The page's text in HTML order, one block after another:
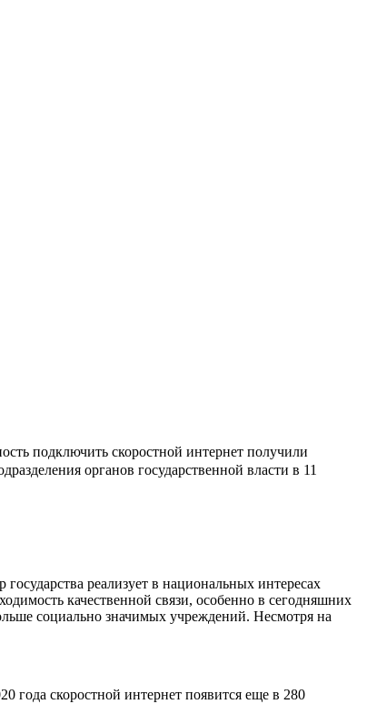
подключить скоростной интернет получили
органов государственной власти в 11
реализует в национальных интересах
качественной связи, особенно в сегодняшних
социально значимых учреждений. Несмотря на
года скоростной интернет появится еще в 280